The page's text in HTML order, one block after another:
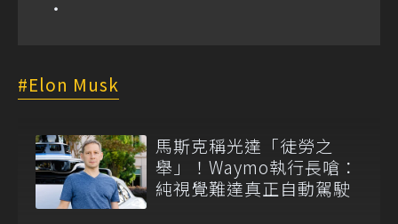
Elon Musk
馬斯克稱光達「徒勞之
舉」！Waymo執行長嗆：
純視覺難達真正自動駕駛